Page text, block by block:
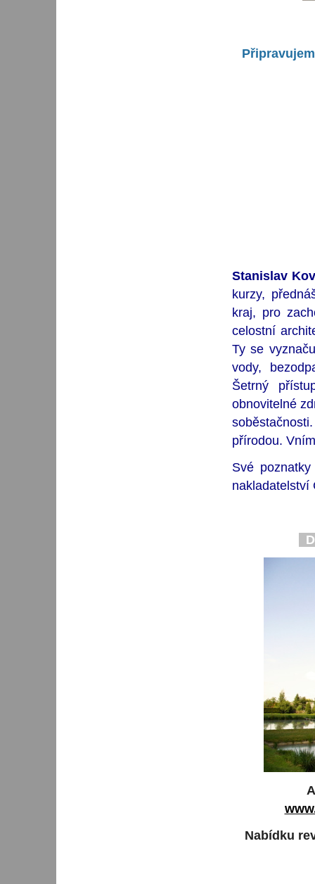
Stanislav
kurzy,
kraj, pro
celostní
Ty se
vody,
Šetrný
obnovitelné
přírodou.
Své
nakladatelství
Nabídku